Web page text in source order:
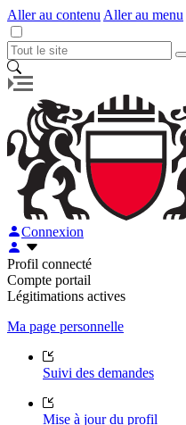
Aller au contenu Aller au menu
Connexion
Profil connecté
Compte portail
Légitimations actives
Ma page personnelle
Suivi des demandes
Mise à jour du profil